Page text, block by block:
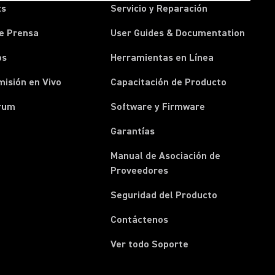
Prensa
en Vivo
Servicio y Reparación
User Guides & Documentation
Herramientas en Línea
Capacitación de Producto
Software y Firmware
Garantías
Manual de Asociación de
Proveedores(Opens in a new tab)
Seguridad del Producto
Contáctenos(Opens in a new tab)
Ver todo Soporte